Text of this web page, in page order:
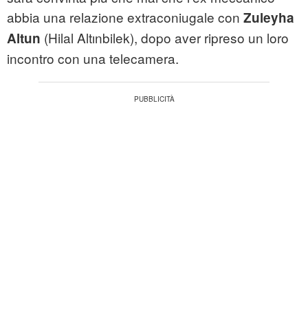
abbia una relazione extraconiugale con Zuleyha
Altun (Hilal Altınbilek), dopo aver ripreso un loro
incontro con una telecamera.